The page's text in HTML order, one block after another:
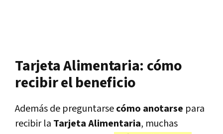
Tarjeta Alimentaria: cómo
recibir el beneficio
Además de preguntarsecómo anotarse para
recibir la Tarjeta Alimentaria, muchas